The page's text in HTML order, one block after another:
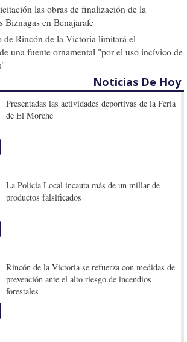
las obras de finalización de la
Biznagas en Benajarafe
de Rincón de la Victoria limitará el
una fuente ornamental "por el uso incívico de
Noticias De Hoy
Presentadas las actividades deportivas de la Feria
de El Morche
La Policía Local incauta más de un millar de
productos falsificados
Rincón de la Victoria se refuerza con medidas de
prevención ante el alto riesgo de incendios
forestales